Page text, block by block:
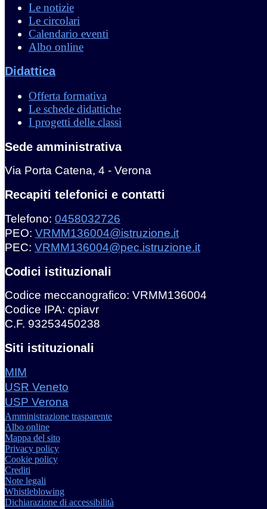
Le notizie
Le circolari
Calendario eventi
Albo online
Didattica
Offerta formativa
Le schede didattiche
I progetti delle classi
Sede amministrativa
Via Porta Catena, 4 - Verona
Recapiti telefonici e contatti
Telefono: 0458032726
PEO: VRMM136004@istruzione.it
PEC: VRMM136004@pec.istruzione.it
Codici istituzionali
Codice meccanografico: VRMM136004
Codice IPA: cpiavr
C.F. 93253450238
Siti istituzionali
MIM
USR Veneto
USP Verona
Amministrazione trasparente
Albo online
Mappa del sito
Privacy policy
Cookie policy
Crediti
Note legali
Whistleblowing
Dichiarazione di accessibilità